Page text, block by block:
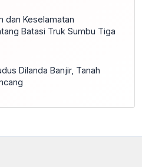
dan Keselamatan
Batasi Truk Sumbu Tiga
Dilanda Banjir, Tanah